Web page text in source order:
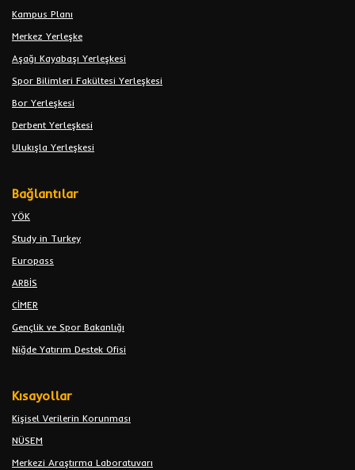
Kampus Planı
Merkez Yerleşke
Aşağı Kayabaşı Yerleşkesi
Spor Bilimleri Fakültesi Yerleşkesi
Bor Yerleşkesi
Derbent Yerleşkesi
Ulukışla Yerleşkesi
Bağlantılar
YÖK
Study in Turkey
Europass
ARBİS
CİMER
Gençlik ve Spor Bakanlığı
Niğde Yatırım Destek Ofisi
Kısayollar
Kişisel Verilerin Korunması
NÜSEM
Merkezi Araştırma Laboratuvarı